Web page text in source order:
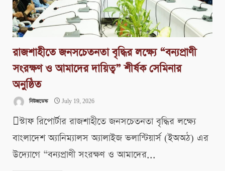
রাজশাহীতে জনসচেতনতা বৃদ্ধির লক্ষ্যে “বন্যপ্রাণী
সংরক্ষণ ও আমাদের দায়িত্ব” শীর্ষক সেমিনার
অনুষ্ঠিত
নিউজডেস্ক July 19, 2026
স্টাফ রিপোর্টার রাজশাহীতে জনসচেতনতা বৃদ্ধির লক্ষ্যে
বাংলাদেশ অ্যানিম্যালস অ্যালাইজ ভলান্টিয়ার্স (ইঅঅঠ) এর
উদ্যোগে “বন্যপ্রাণী সংরক্ষণ ও আমাদের...